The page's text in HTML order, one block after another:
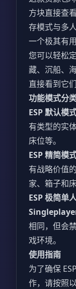
方块直接查
存模式与多
一个极其有
您可以轻松
藏、沉船、
直接看到它
功能模式分
ESP 默认模
有类型的实
床位等。
ESP 精简模
有战略价值
家、箱子和床
ESP 极简单
相同，但会
戏环境。
使用指南
为了确保
作，请按照